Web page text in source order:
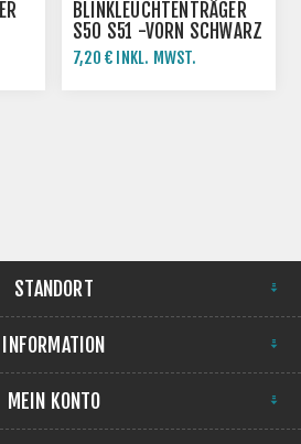
BLINKLEUCHTENTRÄGER
S50 S51 -VORN SCHWARZ
7,20 € INKL. MWST.
STANDORT
INFORMATION
MEIN KONTO